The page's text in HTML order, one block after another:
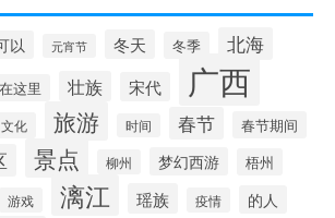
以 元宵节 冬天 冬季 北海
在这里 壮族 宋代 广西
文化 旅游 时间 春节 春节期间
景点 柳州 梦幻西游 梧州
游戏 漓江 瑶族 疫情 的人